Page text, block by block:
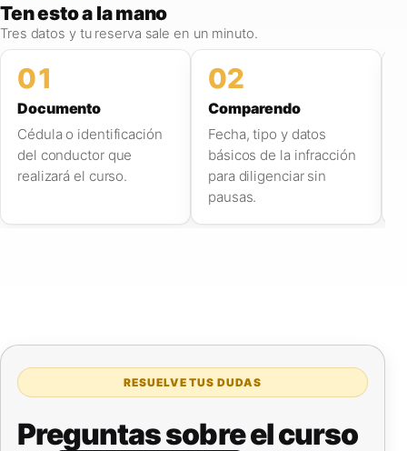
Ten estoa la mano
Tres datos y tu reserva sale en un minuto.
01
Documento
Cédula o identificación
del conductor que
realizará el curso.
02
Comparendo
Fecha, tipo y datos
básicos de la infracción
para diligenciar sin
pausas.
RESUELVE TUS DUDAS
Preguntas sobre el curso